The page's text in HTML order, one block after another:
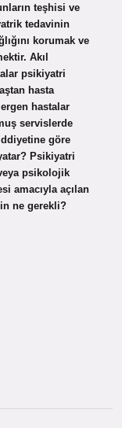
teşhisi ve
tedavinin
korumak ve
Akıl
psikiyatri
hasta
hastalar
servislerde
göre
Psikiyatri
psikolojik
amacıyla açılan
ne gerekli?